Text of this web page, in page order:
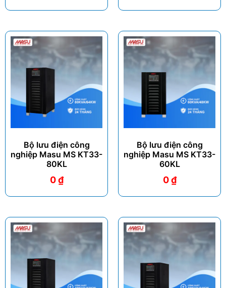
Bộ lưu điện công
nghiệp Masu MS KT33-
80KL
0₫
Bộ lưu điện công
nghiệp Masu MS KT33-
60KL
0₫